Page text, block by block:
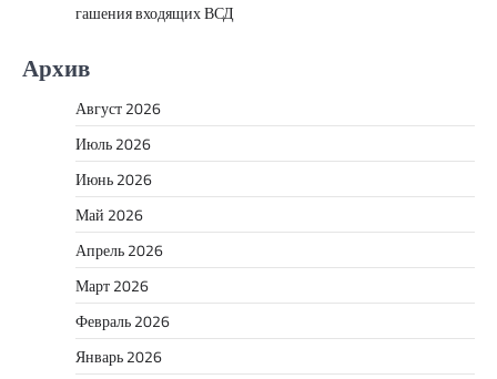
гашения входящих ВСД
Архив
Август 2026
Июль 2026
Июнь 2026
Май 2026
Апрель 2026
Март 2026
Февраль 2026
Январь 2026